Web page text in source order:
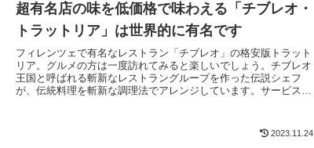
超有名店の味を低価格で味わえる「チブレオ・
トラットリア」は世界的に有名です
フィレンツェで有名なレストラン「チブレオ」の格安版トラット
リア。グルメの方は一度訪れてみると楽しいでしょう。チブレオ
王国と呼ばれる斬新なレストラングループを作った伝説シェフ
が、伝統料理を斬新な調理法でアレンジしています。サービスも
2023.11.24